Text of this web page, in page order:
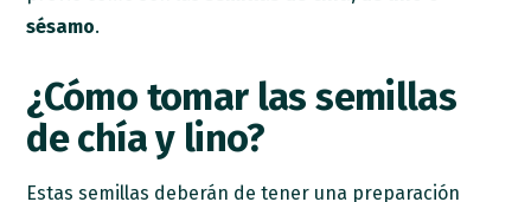
sésamo.
¿Cómo tomar las semillas
de chía y lino?
Estas semillas deberán de tener una preparación